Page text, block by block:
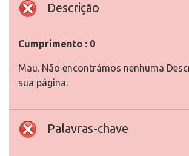
Descrição
Cumprimento : 0
Mau. Não encontrámos nenhuma
sua página.
Palavras-chave